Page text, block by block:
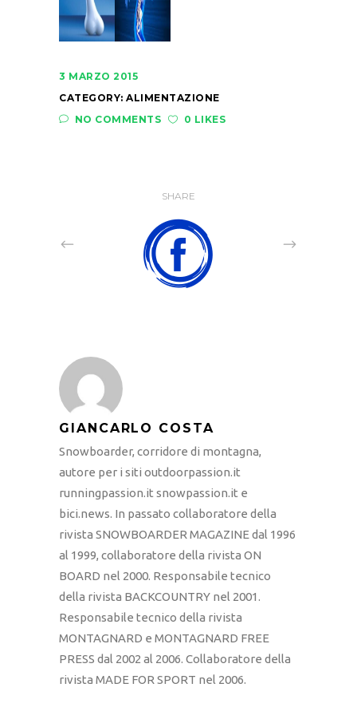
3 MARZO 2015
CATEGORY: ALIMENTAZIONE
NO COMMENTS
0 LIKES
SHARE
GIANCARLO COSTA
Snowboarder, corridore di montagna,
autore per i siti outdoorpassion.it
runningpassion.it snowpassion.it e
bici.news. In passato collaboratore della
rivista SNOWBOARDER MAGAZINE dal 1996
al 1999, collaboratore della rivista ON
BOARD nel 2000. Responsabile tecnico
della rivista BACKCOUNTRY nel 2001.
Responsabile tecnico della rivista
MONTAGNARD e MONTAGNARD FREE
PRESS dal 2002 al 2006. Collaboratore della
rivista MADE FOR SPORT nel 2006.